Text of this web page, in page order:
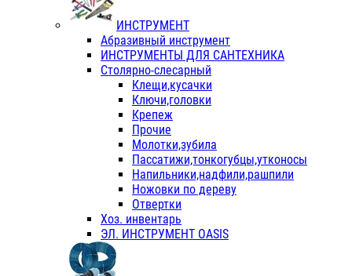
ИНСТРУМЕНТ
Абразивный инструмент
ИНСТРУМЕНТЫ ДЛЯ САНТЕХНИКА
Столярно-слесарный
Клещи,кусачки
Ключи,головки
Крепеж
Прочие
Молотки,зубила
Пассатижи,тонкогубцы,утконосы
Напильники,надфили,рашпили
Ножовки по дереву
Отвертки
Хоз. инвентарь
ЭЛ. ИНСТРУМЕНТ OASIS